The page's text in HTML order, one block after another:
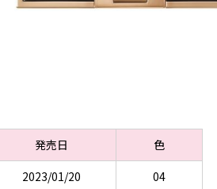
発売日
色
2023/01/20 04